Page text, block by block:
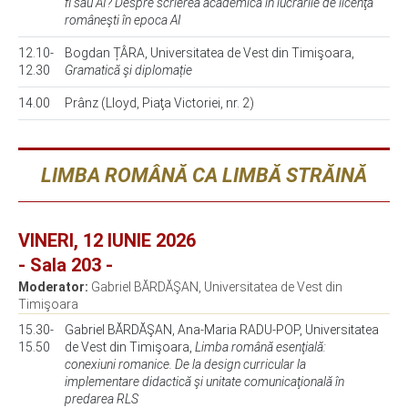
fi sau AI? Despre scrierea academică în lucrările de licenţă
româneşti în epoca AI
12.10-
12.30
Bogdan ȚÂRA, Universitatea de Vest din Timişoara,
Gramatică şi diplomație
14.00 Prânz (Lloyd, Piaţa Victoriei, nr. 2)
LIMBA ROMÂNĂ CA LIMBĂ STRĂINĂ
VINERI, 12 IUNIE 2026
- Sala 203 -
Moderator: Gabriel BĂRDĂŞAN, Universitatea de Vest din
Timişoara
15.30-
15.50
Gabriel BĂRDĂŞAN, Ana-Maria RADU-POP, Universitatea
de Vest din Timişoara, Limba română esenţială:
conexiuni romanice. De la design curricular la
implementare didactică şi unitate comunicaţională în
predarea RLS